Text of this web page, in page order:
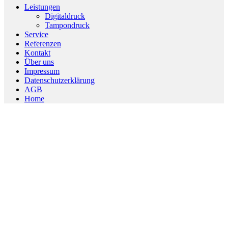
Close
Leistungen
Digitaldruck
Tampondruck
Service
Referenzen
Kontakt
Über uns
Impressum
Datenschutzerklärung
AGB
Home